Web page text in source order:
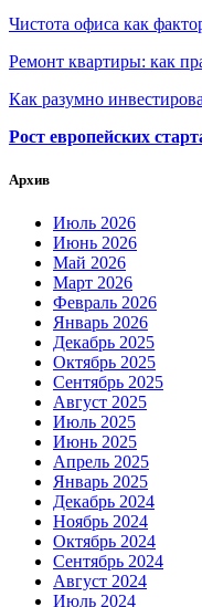
Чистота офиса как
Ремонт квартиры: как
Как разумно
Рост европейских
Архив
Июль 2026
Июнь 2026
Май 2026
Март 2026
Февраль 2026
Январь 2026
Декабрь 2025
Октябрь 2025
Сентябрь 2025
Август 2025
Июль 2025
Июнь 2025
Апрель 2025
Январь 2025
Декабрь 2024
Ноябрь 2024
Октябрь 2024
Сентябрь 2024
Август 2024
Июль 2024